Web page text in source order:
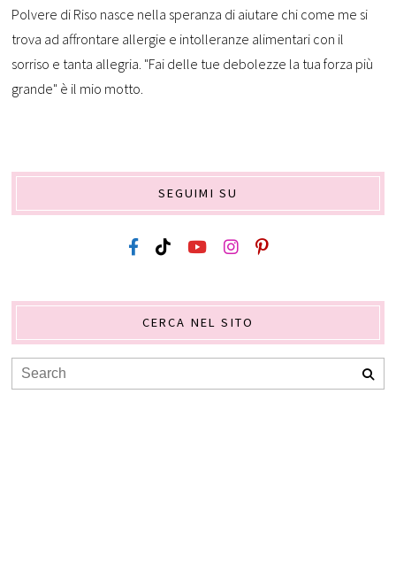
Polvere di Riso nasce nella speranza di aiutare chi come me si
trova ad affrontare allergie e intolleranze alimentari con il
sorriso e tanta allegria. "Fai delle tue debolezze la tua forza più
grande" è il mio motto.
SEGUIMI SU
CERCA NEL SITO